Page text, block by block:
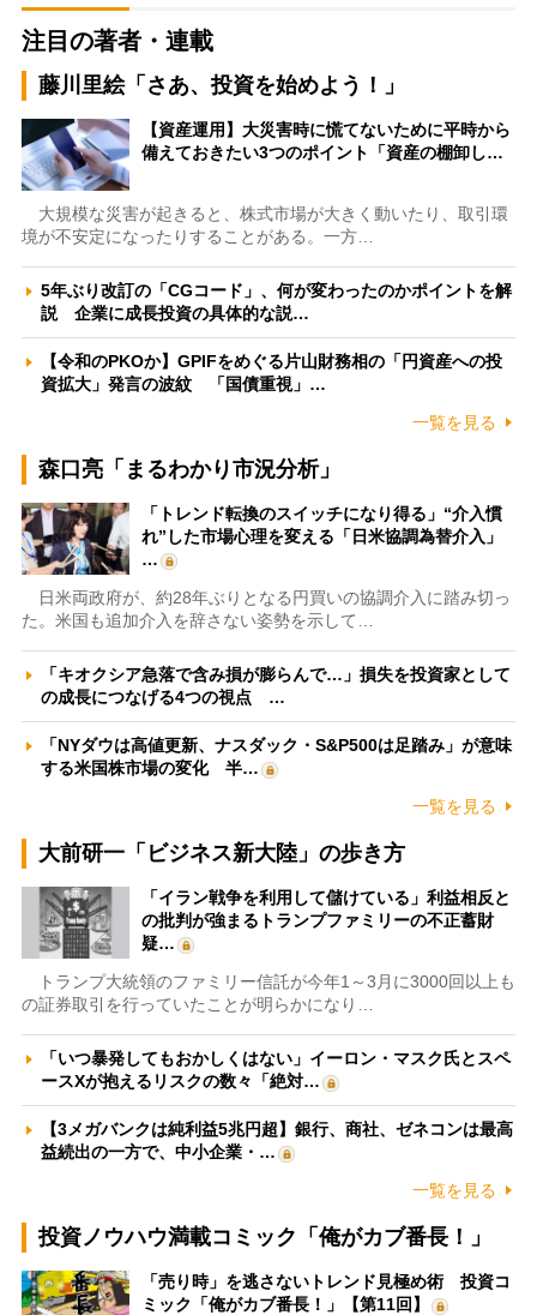
注目の著者・連載
藤川里絵「さあ、投資を始めよう！」
【資産運用】大災害時に慌てないために平時から
備えておきたい3つのポイント「資産の棚卸し…
大規模な災害が起きると、株式市場が大きく動いたり、取引環
境が不安定になったりすることがある。一方…
5年ぶり改訂の「CGコード」、何が変わったのかポイントを解
説 企業に成長投資の具体的な説…
【令和のPKOか】GPIFをめぐる片山財務相の「円資産への投
資拡大」発言の波紋 「国債重視」…
一覧を見る
森口亮「まるわかり市況分析」
「トレンド転換のスイッチになり得る」“介入慣
れ”した市場心理を変える「日米協調為替介入」
…
日米両政府が、約28年ぶりとなる円買いの協調介入に踏み切っ
た。米国も追加介入を辞さない姿勢を示して…
「キオクシア急落で含み損が膨らんで…」損失を投資家として
の成長につなげる4つの視点 …
「NYダウは高値更新、ナスダック・S&P500は足踏み」が意味
する米国株市場の変化 半…
一覧を見る
大前研一「ビジネス新大陸」の歩き方
「イラン戦争を利用して儲けている」利益相反と
の批判が強まるトランプファミリーの不正蓄財
疑…
トランプ大統領のファミリー信託が今年1～3月に3000回以上も
の証券取引を行っていたことが明らかになり…
「いつ暴発してもおかしくはない」イーロン・マスク氏とスペ
ースXが抱えるリスクの数々「絶対…
【3メガバンクは純利益5兆円超】銀行、商社、ゼネコンは最高
益続出の一方で、中小企業・…
一覧を見る
投資ノウハウ満載コミック「俺がカブ番長！」
「売り時」を逃さないトレンド見極め術 投資コ
ミック「俺がカブ番長！」【第11回】